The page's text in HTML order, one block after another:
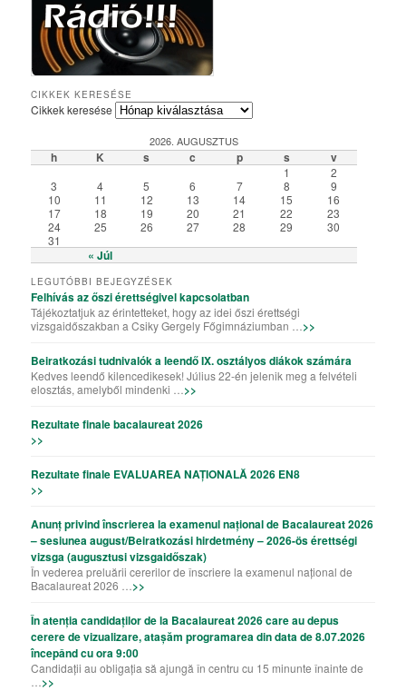
Vallásos örökségünk – kiállítás a könyvtárteremben
Csiky Gergely Főgimnázium – Iskolabemutató diákszemmel
„Aranyhaj” – a XI. A farsangi kiadásában
Röplabda-siker a kolozsvári Sportolimpián
Elemisták játékos sporttevékenysége (Erasmus+)
Algyógyi hétvégén szelfiző ötödikesek és hatodikosok
Aradi „kincsvadászaton” a megye nyolcadikosai
Iskolai tehetséggondozás a Csikyben
Karaoke!!! (Aligazgatói segédlettel)
Csiky – A mi iskolánk (filmelőzetes)
„Gyere a Csikybe!” – kisfilm diákoktól diákoknak
A Csiky énekkarának templomi és szabadtéri fellépései
A karácsony, ahogy a VII. B-sek látják
Mikulásjárás a Csikyben és a Kincskereső Óvodában
Túl a színfalakon – portréfilm Tapasztó Ernőről
CIKKEK KERESÉSE
Cikkek keresése
2026. AUGUSZTUS
h K s c p s v
« Júl
1
2
3
4 5 6 7 8
9
10
11 12 13 14 15
16
17
18 19 20 21 22
23
24
25 26 27 28 29
30
31
LEGUTÓBBI BEJEGYZÉSEK
Felhívás az őszi érettségivel kapcsolatban
Tájékoztatjuk az érintetteket, hogy az idei őszi érettségi
vizsgaidőszakban a Csiky Gergely Főgimnáziumban … >>
Beiratkozási tudnivalók a leendő IX. osztályos diákok számára
Kedves leendő kilencedikesek! Július 22-én jelenik meg a felvételi
elosztás, amelyből mindenki … >>
Rezultate finale bacalaureat 2026
>>
Rezultate finale EVALUAREA NAȚIONALĂ 2026 EN8
>>
Anunț privind înscrierea la examenul național de Bacalaureat 2026
– sesiunea august/Beiratkozási hirdetmény – 2026-ös érettségi
vizsga (augusztusi vizsgaidőszak)
În vederea preluării cererilor de înscriere la examenul național de
Bacalaureat 2026 … >>
În atenția candidaților de la Bacalaureat 2026 care au depus
cerere de vizualizare, atașăm programarea din data de 8.07.2026
începând cu ora 9:00
Candidații au obligația să ajungă în centru cu 15 minunte înainte de
>>